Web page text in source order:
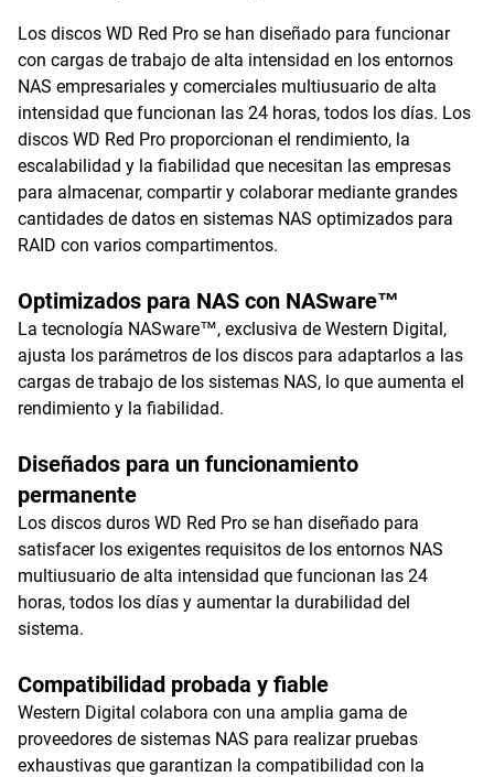
Los discos WD Red Pro se han diseñado para funcionar
con cargas de trabajo de alta intensidad en los entornos
NAS empresariales y comerciales multiusuario de alta
intensidad que funcionan las 24 horas, todos los días. Los
discos WD Red Pro proporcionan el rendimiento, la
escalabilidad y la fiabilidad que necesitan las empresas
para almacenar, compartir y colaborar mediante grandes
cantidades de datos en sistemas NAS optimizados para
RAID con varios compartimentos.
Optimizados para NAS con NASware™
La tecnología NASware™, exclusiva de Western Digital,
ajusta los parámetros de los discos para adaptarlos a las
cargas de trabajo de los sistemas NAS, lo que aumenta el
rendimiento y la fiabilidad.
Diseñados para un funcionamiento
permanente
Los discos duros WD Red Pro se han diseñado para
satisfacer los exigentes requisitos de los entornos NAS
multiusuario de alta intensidad que funcionan las 24
horas, todos los días y aumentar la durabilidad del
sistema.
Compatibilidad probada y fiable
Western Digital colabora con una amplia gama de
proveedores de sistemas NAS para realizar pruebas
exhaustivas que garantizan la compatibilidad con la